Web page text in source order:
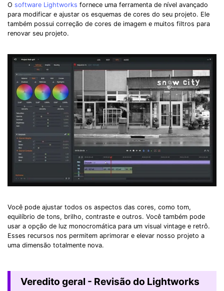
O software Lightworks fornece uma ferramenta de nível avançado
para modificar e ajustar os esquemas de cores do seu projeto. Ele
também possui correção de cores de imagem e muitos filtros para
renovar seu projeto.
Você pode ajustar todos os aspectos das cores, como tom,
equilíbrio de tons, brilho, contraste e outros. Você também pode
usar a opção de luz monocromática para um visual vintage e retrô.
Esses recursos nos permitem aprimorar e elevar nosso projeto a
uma dimensão totalmente nova.
Veredito geral - Revisão do Lightworks